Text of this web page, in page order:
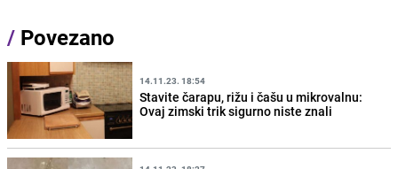
/ Povezano
14.11.23. 18:54
Stavite čarapu, rižu i čašu u mikrovalnu:
Ovaj zimski trik sigurno niste znali